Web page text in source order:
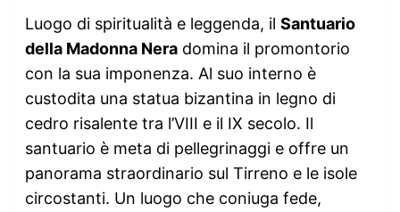
Luogo di spiritualità e leggenda, il Santuario
della Madonna Neradomina il promontorio
con la sua imponenza. Al suo interno è
custodita una statua bizantina in legno di
cedro risalente tra l’VIII e il IX secolo. Il
santuario è meta di pellegrinaggi e offre un
panorama straordinario sul Tirreno e le isole
circostanti. Un luogo che coniuga fede,